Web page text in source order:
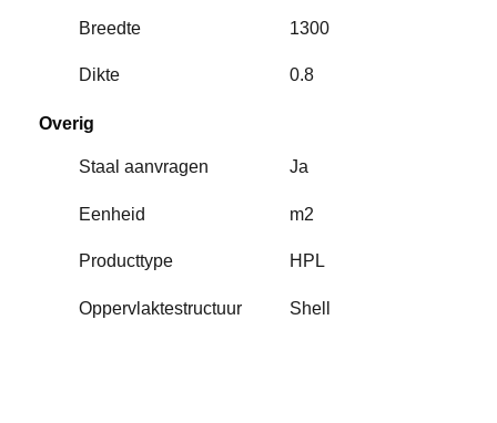
Breedte 1300
Dikte 0.8
Overig
Staal aanvragen Ja
Eenheid m2
Producttype HPL
Oppervlaktestructuur Shell